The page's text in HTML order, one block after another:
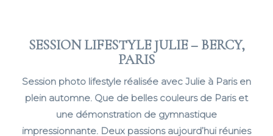
SESSION LIFESTYLE JULIE – BERCY,
PARIS
Session photo lifestyle réalisée avec Julie à Paris en
plein automne. Que de belles couleurs de Paris et
une démonstration de gymnastique
impressionnante. Deux passions aujourd’hui réunies